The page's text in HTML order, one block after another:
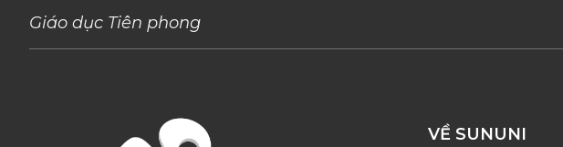
Giáo dục Tiên phong
VỀ SUNUNI